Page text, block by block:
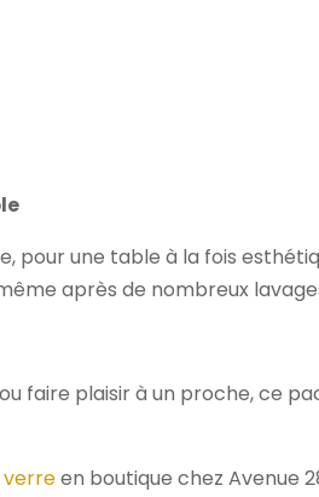
pour une table à la fois
après de nombreux
faire plaisir à un proche, ce
verreen boutique chez Avenue